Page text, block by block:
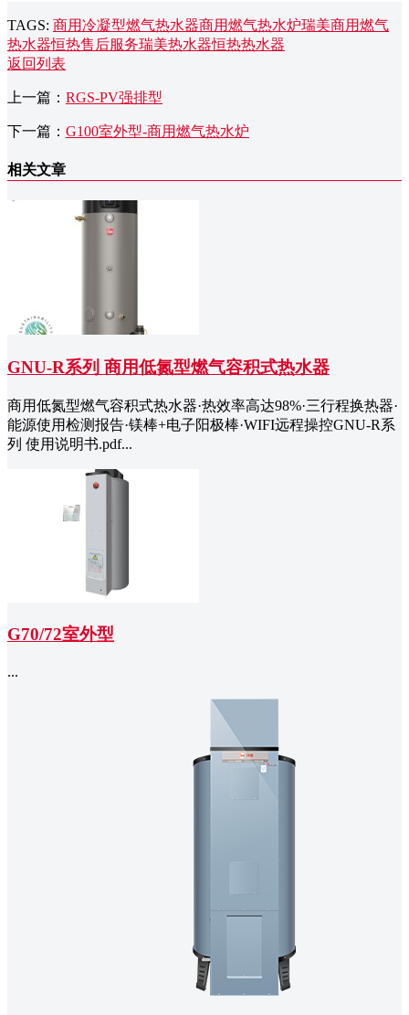
TAGS: 商用冷凝型燃气热水器商用燃气热水炉瑞美商用燃气
热水器恒热售后服务瑞美热水器恒热热水器
返回列表
上一篇： RGS-PV强排型
下一篇： G100室外型-商用燃气热水炉
相关文章
GNU-R系列 商用低氮型燃气容积式热水器
商用低氮型燃气容积式热水器·热效率高达98%·三行程换热器·
能源使用检测报告·镁棒+电子阳极棒·WIFI远程操控GNU-R系
列 使用说明书.pdf...
G70/72室外型
...